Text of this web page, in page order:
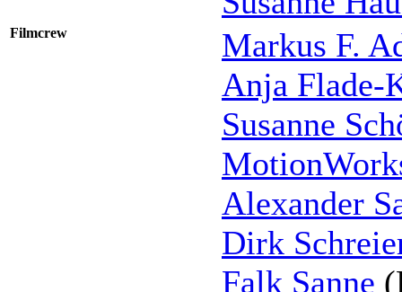
Filmcrew
Markus F.
Anja Flade-
Susanne
Alexander
Dirk
Falk Sanne